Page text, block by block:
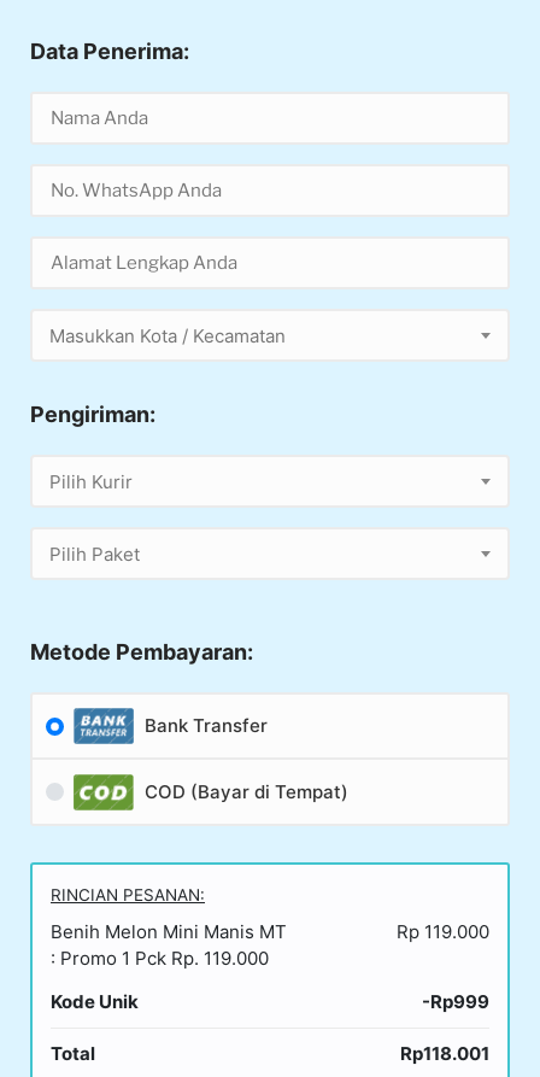
Data Penerima:
Masukkan Kota / Kecamatan
Pengiriman:
Pilih Kurir
Pilih Paket
Metode Pembayaran:
Bank Transfer
COD (Bayar di Tempat)
RINCIAN PESANAN:
Benih Melon Mini Manis MT
: Promo 1 Pck Rp. 119.000
Rp 119.000
Kode Unik -Rp999
Total Rp118.001